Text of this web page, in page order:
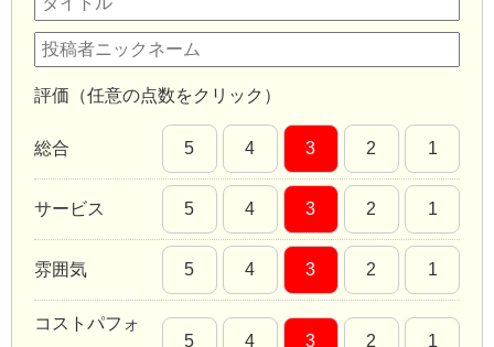
評価（任意の点数をクリック）
総合 5 4 3 2 1
サービス 5 4 3 2 1
雰囲気 5 4 3 2 1
コストパフォ
5
4 3 2 1